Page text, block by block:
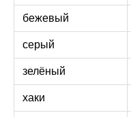
бежевый
серый
зелёный
хаки